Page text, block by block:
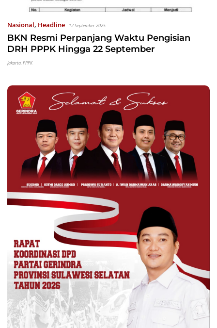
Nasional, Headline 12 September 2025
BKN Resmi Perpanjang Waktu Pengisian
DRH PPPK Hingga 22 September
Jakarta, PPPK